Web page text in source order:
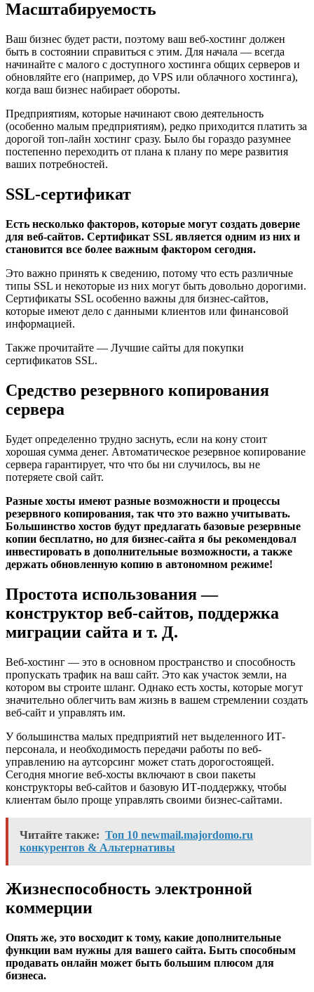
Масштабируемость
Ваш бизнес будет расти, поэтому ваш веб-хостинг должен
быть в состоянии справиться с этим. Для начала — всегда
начинайте с малого с доступного хостинга общих серверов и
обновляйте его (например, до VPS или облачного хостинга),
когда ваш бизнес набирает обороты.
Предприятиям, которые начинают свою деятельность
(особенно малым предприятиям), редко приходится платить за
дорогой топ-лайн хостинг сразу. Было бы гораздо разумнее
постепенно переходить от плана к плану по мере развития
ваших потребностей.
SSL-сертификат
Есть несколько факторов, которые могут создать доверие
для веб-сайтов. Сертификат SSL является одним из них и
становится все более важным фактором сегодня.
Это важно принять к сведению, потому что есть различные
типы SSL и некоторые из них могут быть довольно дорогими.
Сертификаты SSL особенно важны для бизнес-сайтов,
которые имеют дело с данными клиентов или финансовой
информацией.
Также прочитайте — Лучшие сайты для покупки
сертификатов SSL.
Средство резервного копирования
сервера
Будет определенно трудно заснуть, если на кону стоит
хорошая сумма денег. Автоматическое резервное копирование
сервера гарантирует, что что бы ни случилось, вы не
потеряете свой сайт.
Разные хосты имеют разные возможности и процессы
резервного копирования, так что это важно учитывать.
Большинство хостов будут предлагать базовые резервные
копии бесплатно, но для бизнес-сайта я бы рекомендовал
инвестировать в дополнительные возможности, а также
держать обновленную копию в автономном режиме!
Простота использования —
конструктор веб-сайтов, поддержка
миграции сайта и т. Д.
Веб-хостинг — это в основном пространство и способность
пропускать трафик на ваш сайт. Это как участок земли, на
котором вы строите шланг. Однако есть хосты, которые могут
значительно облегчить вам жизнь в вашем стремлении создать
веб-сайт и управлять им.
У большинства малых предприятий нет выделенного ИТ-
персонала, и необходимость передачи работы по веб-
управлению на аутсорсинг может стать дорогостоящей.
Сегодня многие веб-хосты включают в свои пакеты
конструкторы веб-сайтов и базовую ИТ-поддержку, чтобы
клиентам было проще управлять своими бизнес-сайтами.
Читайте также: Топ 10 newmail.majordomo.ru
конкурентов & Альтернативы
Жизнеспособность электронной
коммерции
Опять же, это восходит к тому, какие дополнительные
функции вам нужны для вашего сайта. Быть способным
продавать онлайн может быть большим плюсом для
бизнеса.